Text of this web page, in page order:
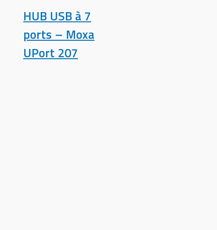
HUB USB à 7
ports – Moxa
UPort 207